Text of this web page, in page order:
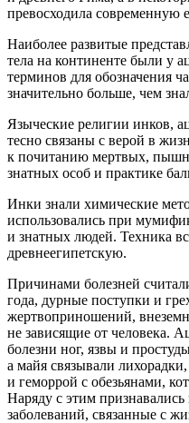
превосходила
Наиболее развитые
тела на континенте были у
терминов для обозначения
значительно больше, чем
Языческие религии инков,
тесно связаны с верой в
к почитанию мертвых,
знатных особ и практике
Инки знали химические
использовались при
и знатных людей. Техника
древнеегипетскую.
Причинами болезней
года, дурные поступки и
жертвоприношений,
не зависящие от человека.
болезни ног, язвы и
а майя связывали
и геморрой с обезьянами,
Наряду с этим
заболеваний, связанные с